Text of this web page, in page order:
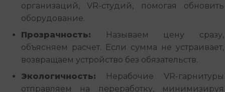
организаций, VR-студий, помогая обновить
оборудование.
Прозрачность: Называем цену сразу,
объясняем расчет. Если сумма не устраивает,
возвращаем устройство без обязательств.
Экологичность: Нерабочие VR-гарнитуры
отправляем на переработку, минимизируя